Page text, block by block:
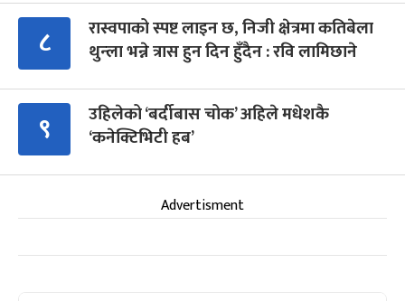
८
रास्वपाको स्पष्ट लाइन छ, निजी क्षेत्रमा कतिबेला
थुन्ला भन्ने त्रास हुन दिन हुँदैन : रवि लामिछाने
९
उहिलेको ‘बर्दीबास चोक’ अहिले मधेशकै
‘कनेक्टिभिटी हब’
Advertisment